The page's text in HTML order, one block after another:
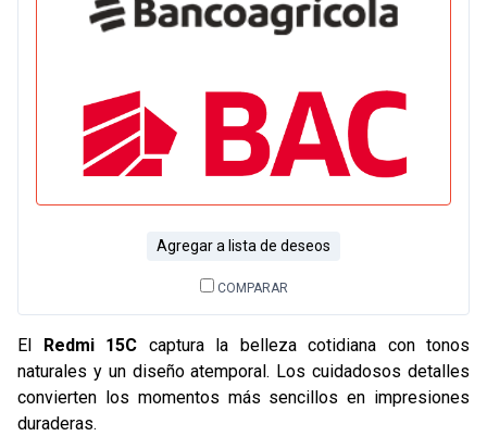
Agregar a lista de deseos
COMPARAR
El Redmi 15C captura la belleza cotidiana con tonos
naturales y un diseño atemporal. Los cuidadosos detalles
convierten los momentos más sencillos en impresiones
duraderas.